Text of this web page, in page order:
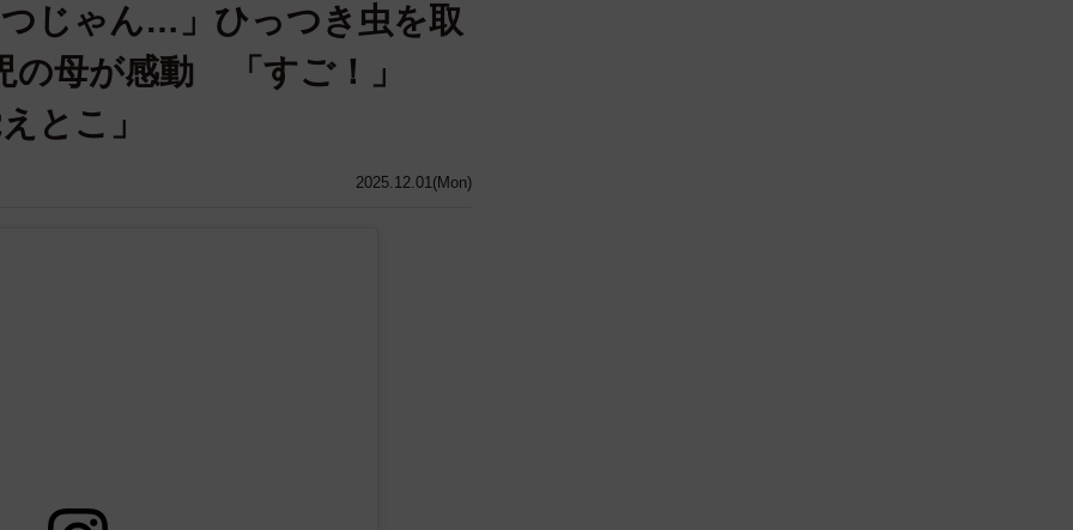
2025.12.01(Mon)
じゃん…」ひっつき虫を取
の母が感動 「すご！」
とこ」